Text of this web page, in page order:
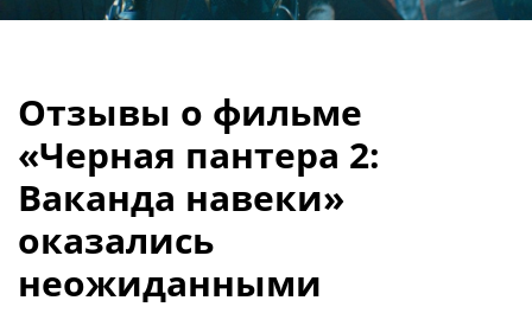
Отзывы о фильме
«Черная пантера 2:
Ваканда навеки»
оказались
неожиданными